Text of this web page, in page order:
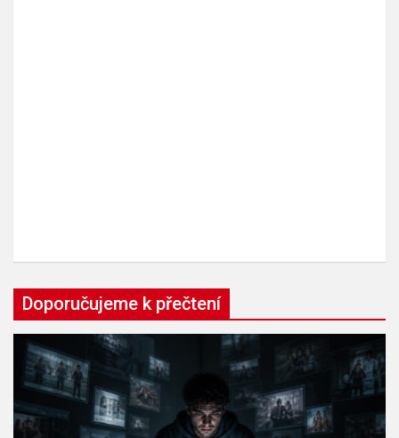
Doporučujeme k přečtení